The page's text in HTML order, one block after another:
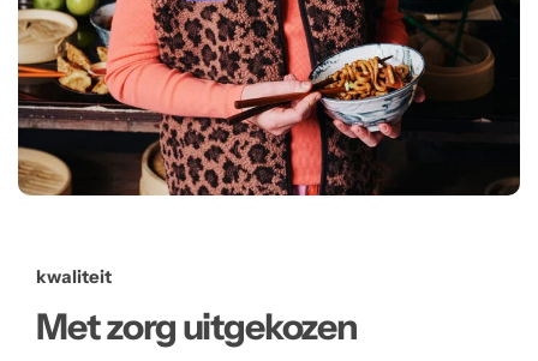
kwaliteit
Met zorg uitgekozen